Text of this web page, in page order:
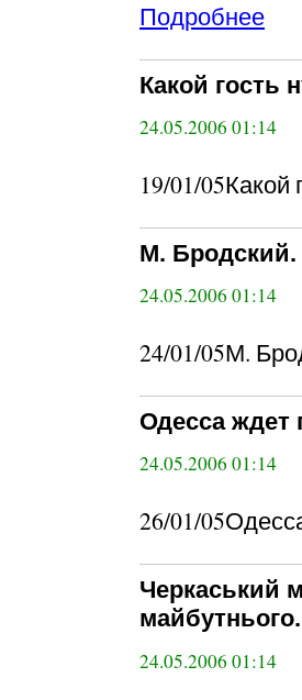
Подробнее
Какой гость
24.05.2006 01:14
19/01/05Какой
М.
24.05.2006 01:14
24/01/05М.
Одесса ждет
24.05.2006 01:14
26/01/
Черкаський
24.05.2006 01:14